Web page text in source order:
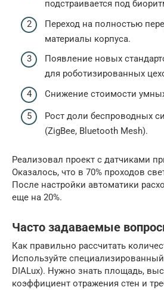
подстраивается под
Переход на полностью
материалы корпуса.
Появление новых
для роботизированных
Снижение стоимости
Рост доли беспроводных
(ZigBee, Bluetooth Mesh).
Реализовал проект с датчиками
Оказалось, что в 70% проходов
После настройки автоматики
еще на 20%.
Часто задаваемые
Как правильно рассчитать
Используйте
DIALux). Нужно знать площадь,
коэффициент отражения стен и